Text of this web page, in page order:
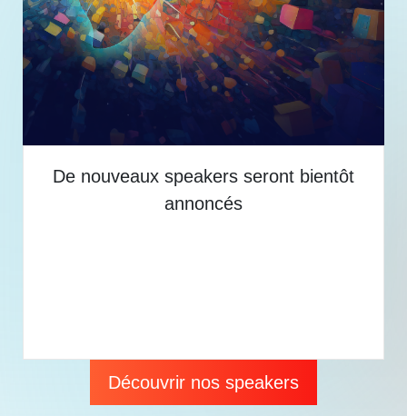
De nouveaux speakers seront bientôt
annoncés
Découvrir nos speakers